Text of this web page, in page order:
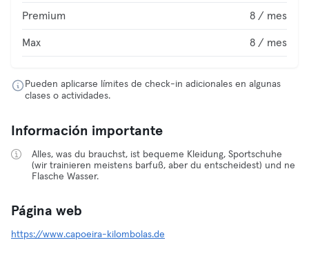
Premium 8 / mes
Max 8 / mes
Pueden aplicarse límites de check-in adicionales en algunas
clases o actividades.
Información importante
Alles, was du brauchst, ist bequeme Kleidung, Sportschuhe
(wir trainieren meistens barfuß, aber du entscheidest) und ne
Flasche Wasser.
Página web
https://www.capoeira-kilombolas.de